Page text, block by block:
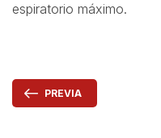
espiratorio máximo.
PREVIA